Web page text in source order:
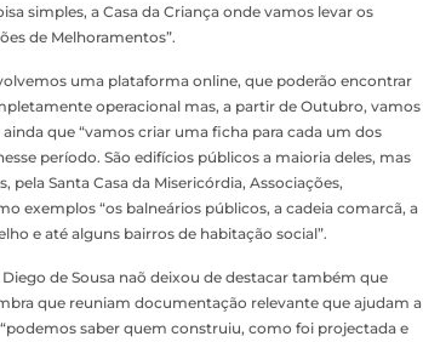
simples, a Casa da Criança onde vamos levar os
de Melhoramentos”.
uma plataforma online, que poderão encontrar
operacional mas, a partir de Outubro, vamos
que “vamos criar uma ficha para cada um dos
período. São edifícios públicos a maioria deles, mas
Santa Casa da Misericórdia, Associações,
exemplos “os balneários públicos, a cadeia comarcã, a
e até alguns bairros de habitação social”.
de Sousa naõ deixou de destacar também que
que reuniam documentação relevante que ajudam a
saber quem construiu, como foi projectada e